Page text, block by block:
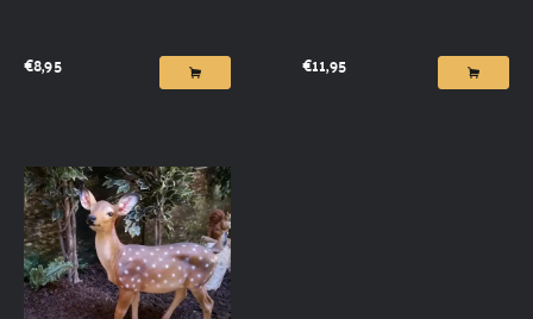
€8,95 €11,95